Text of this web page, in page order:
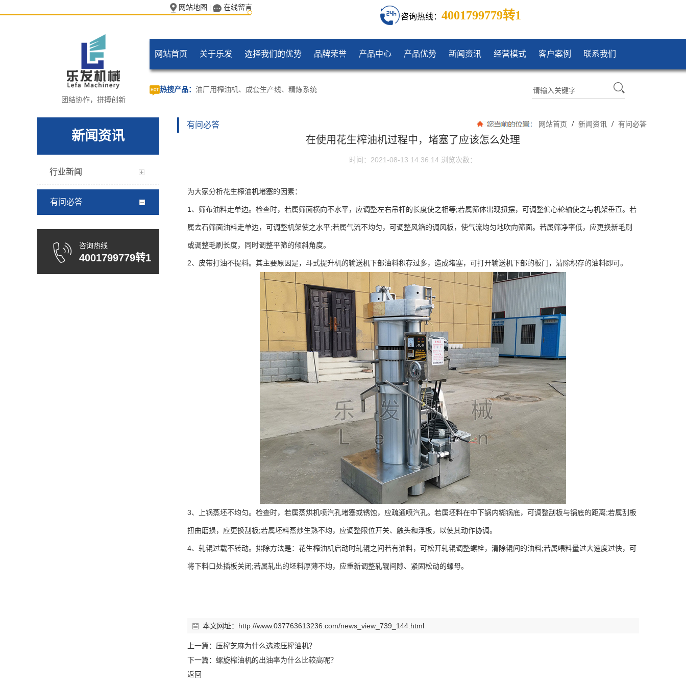
网站地图 在线留言
咨询热线： 4001799779转1
团结协作，拼搏创新
网站首页 关于乐发 选择我们的优势 品牌荣誉 产品中心 产品优势 新闻资讯 经营模式 客户案例 联系我们
热搜产品： 油厂用榨油机、 成套生产线、精炼系统
新闻资讯
行业新闻
有问必答
咨询热线
4001799779转1
有问必答 网站首页 / 新闻资讯 / 有问必答
在使用花生榨油机过程中，堵塞了应该怎么处理
时间：2021-08-13 14:36:14 浏览次数：
为大家分析花生榨油机堵塞的因素：
1、筛布油料走单边。检查时，若属筛面横向不水平，应调整左右吊杆的长度使之相等;若属筛体出现扭摆，可调整偏心轮轴使之与机架垂直。若
属去石筛面油料走单边，可调整机架使之水平;若属气流不均匀，可调整风箱的调风板，使气流均匀地吹向筛面。若属筛净率低，应更换新毛刷
或调整毛刷长度，同时调整平筛的倾斜角度。
2、皮带打油不提料。其主要原因是，斗式提升机的输送机下部油料积存过多，造成堵塞，可打开输送机下部的板门，清除积存的油料即可。
3、上锅蒸坯不均匀。检查时，若属蒸烘机喷汽孔堵塞或锈蚀，应疏通喷汽孔。若属坯料在中下锅内糊锅底，可调整刮板与锅底的距离;若属刮板
扭曲磨损，应更换刮板;若属坯料蒸炒生熟不均，应调整限位开关、触头和浮板，以使其动作协调。
4、轧辊过载不转动。排除方法是：花生榨油机启动时轧辊之间若有油料，可松开轧辊调整螺栓，清除辊间的油料;若属喂料量过大速度过快，可
将下料口处插板关闭;若属轧出的坯料厚薄不均，应重新调整轧辊间隙、紧固松动的螺母。
本文网址： http://www.037763613236.com/news_view_739_144.html
上一篇： 压榨芝麻为什么选液压榨油机？
下一篇： 螺旋榨油机的出油率为什么比较高呢？
返回